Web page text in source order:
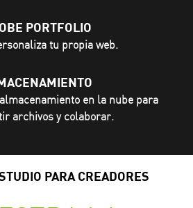
PORTFOLIO
tu propia web.
en la nube para
archivos y colaborar.
PARA CREADORES